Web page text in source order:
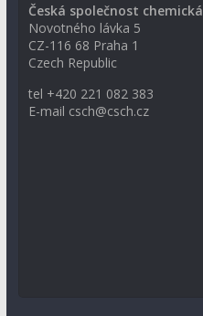
Česká společnost chemická
Novotného lávka 5
CZ-116 68 Praha 1
Czech Republic
tel +420 221 082 383
E-mail csch@csch.cz